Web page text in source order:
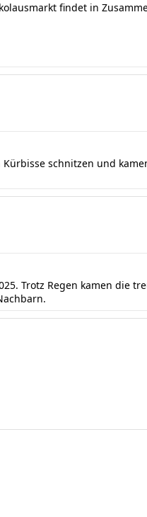
findet in
schnitzen und
Trotz Regen kamen die